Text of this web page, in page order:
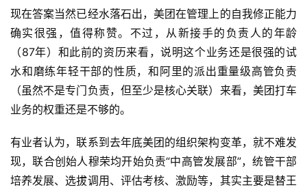
智
慧
城
市
更
内
容
现在答案当然已经水落石出，美团在管理上的自我修正能力
确实很强，值得称赞。不过，从新接手的负责人的年龄
（87年）和此前的资历来看，说明这个业务还是很强的试
水和磨练年轻干部的性质，和阿里的派出重量级高管负责
（虽然不是专门负责，但至少是核心关联）来看，美团打车
业务的权重还是不够的。
有业者认为，联系到去年底美团的组织架构变革，就不难发
现，联合创始人穆荣均开始负责“中高管发展部”，统管干部
培养发展、选拔调用、评估考核、激励等，其实主要是替王